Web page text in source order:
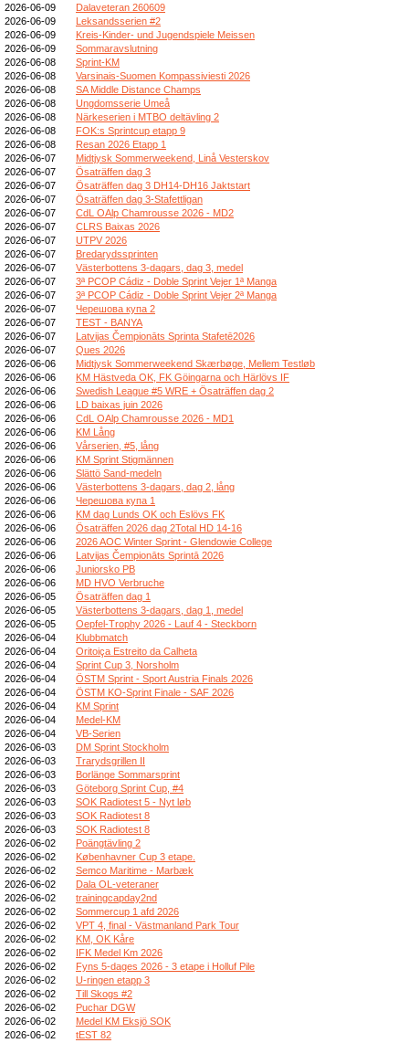
2026-06-09
Dalaveteran 260609
2026-06-09
Leksandsserien #2
2026-06-09
Kreis-Kinder- und Jugendspiele Meissen
2026-06-09
Sommaravslutning
2026-06-08
Sprint-KM
2026-06-08
Varsinais-Suomen Kompassiviesti 2026
2026-06-08
SA Middle Distance Champs
2026-06-08
Ungdomsserie Umeå
2026-06-08
Närkeserien i MTBO deltävling 2
2026-06-08
FOK:s Sprintcup etapp 9
2026-06-08
Resan 2026 Etapp 1
2026-06-07
Midtjysk Sommerweekend, Linå Vesterskov
2026-06-07
Ösaträffen dag 3
2026-06-07
Ösaträffen dag 3 DH14-DH16 Jaktstart
2026-06-07
Ösaträffen dag 3-Stafettligan
2026-06-07
CdL OAlp Chamrousse 2026 - MD2
2026-06-07
CLRS Baixas 2026
2026-06-07
UTPV 2026
2026-06-07
Bredarydssprinten
2026-06-07
Västerbottens 3-dagars, dag 3, medel
2026-06-07
3ª PCOP Cádiz - Doble Sprint Vejer 1ª Manga
2026-06-07
3ª PCOP Cádiz - Doble Sprint Vejer 2ª Manga
2026-06-07
Черешова купа 2
2026-06-07
TEST - BANYA
2026-06-07
Latvijas Čempionāts Sprinta Stafetē2026
2026-06-07
Ques 2026
2026-06-06
Midtjysk Sommerweekend Skærbøge, Mellem Testløb
2026-06-06
KM Hästveda OK, FK Göingarna och Härlövs IF
2026-06-06
Swedish League #5 WRE + Ösaträffen dag 2
2026-06-06
LD baixas juin 2026
2026-06-06
CdL OAlp Chamrousse 2026 - MD1
2026-06-06
KM Lång
2026-06-06
Vårserien, #5, lång
2026-06-06
KM Sprint Stigmännen
2026-06-06
Slättö Sand-medeln
2026-06-06
Västerbottens 3-dagars, dag 2, lång
2026-06-06
Черешова купа 1
2026-06-06
KM dag Lunds OK och Eslövs FK
2026-06-06
Ösaträffen 2026 dag 2Total HD 14-16
2026-06-06
2026 AOC Winter Sprint - Glendowie College
2026-06-06
Latvijas Čempionāts Sprintā 2026
2026-06-06
Juniorsko PB
2026-06-06
MD HVO Verbruche
2026-06-05
Ösaträffen dag 1
2026-06-05
Västerbottens 3-dagars, dag 1, medel
2026-06-05
Oepfel-Trophy 2026 - Lauf 4 - Steckborn
2026-06-04
Klubbmatch
2026-06-04
Oritoiça Estreito da Calheta
2026-06-04
Sprint Cup 3, Norsholm
2026-06-04
ÖSTM Sprint - Sport Austria Finals 2026
2026-06-04
ÖSTM KO-Sprint Finale - SAF 2026
2026-06-04
KM Sprint
2026-06-04
Medel-KM
2026-06-04
VB-Serien
2026-06-03
DM Sprint Stockholm
2026-06-03
Trarydsgrillen II
2026-06-03
Borlänge Sommarsprint
2026-06-03
Göteborg Sprint Cup, #4
2026-06-03
SOK Radiotest 5 - Nyt løb
2026-06-03
SOK Radiotest 8
2026-06-03
SOK Radiotest 8
2026-06-02
Poängtävling 2
2026-06-02
Københavner Cup 3 etape.
2026-06-02
Semco Maritime - Marbæk
2026-06-02
Dala OL-veteraner
2026-06-02
trainingcapday2nd
2026-06-02
Sommercup 1 afd 2026
2026-06-02
VPT 4, final - Västmanland Park Tour
2026-06-02
KM, OK Kåre
2026-06-02
IFK Medel Km 2026
2026-06-02
Fyns 5-dages 2026 - 3 etape i Holluf Pile
2026-06-02
U-ringen etapp 3
2026-06-02
Till Skogs #2
2026-06-02
Puchar DGW
2026-06-02
Medel KM Eksjö SOK
2026-06-02
tEST 82